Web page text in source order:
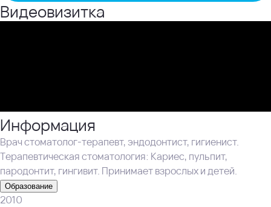
Видеовизитка
Информация
Врач стоматолог-терапевт, эндодонтист, гигиенист.
Терапевтическая стоматология: Кариес, пульпит,
пародонтит, гингивит. Принимает взрослых и детей.
Образование
2010